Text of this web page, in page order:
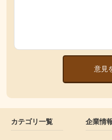
意見
カテゴリ一覧 企業情